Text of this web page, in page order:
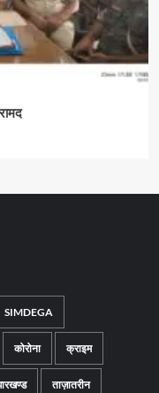
SIMDEGA
कोरोना क्राइम
ताज़ातरीन